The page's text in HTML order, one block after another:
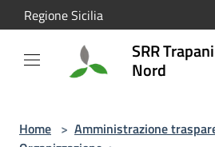
Salta al contenuto principale
Regione Sicilia
SRR
Nord
Home > Amministrazione